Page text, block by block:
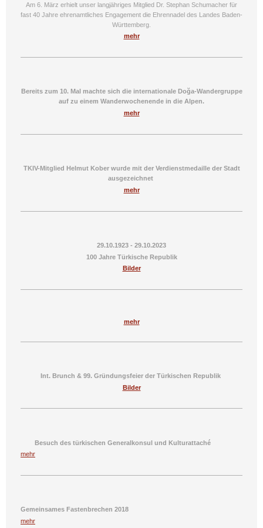
Am 6. März erhielt unser langjähriges Mitglied Dr. Stephan Schumacher für
fast 40 Jahre ehrenamtliches Engagement die Ehrennadel des Landes Baden-
Württemberg.
mehr
Bereits zum 10. Mal machte sich die internationale Doğa-Wandergruppe
auf zu einem Wanderwochenende in die Alpen.
mehr
TKIV-Mitglied Helmut Kober wurde mit der Verdienstmedaille der Stadt
ausgezeichnet
mehr
29.10.1923 - 29.10.2023
100 Jahre Türkische Republik
Bilder
mehr
Int. Brunch & 99. Gründungsfeier der Türkischen Republik
Bilder
Besuch des türkischen Generalkonsul und Kulturattaché
mehr
Gemeinsames Fastenbrechen 2018
mehr